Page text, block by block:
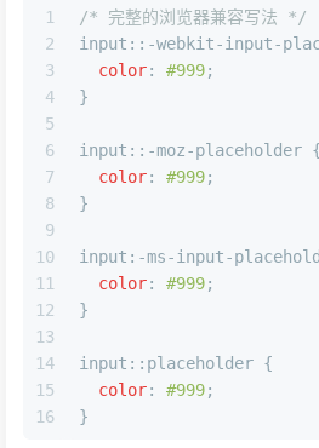
1
2
3
4
5
6
7
8
9
10
11
12
13
14
15
16
/* 完整的浏览器兼容写法 */
input ::-webkit-input-
color: #999;
}
input ::-moz-placeholder {
color: #999;
}
input :-ms-input-
color: #999;
}
input ::placeholder {
color: #999;
}